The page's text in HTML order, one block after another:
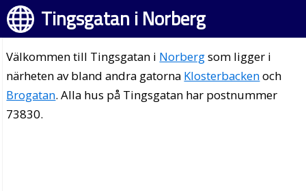
Tingsgatan i Norberg
Välkommen till Tingsgatan i Norbergsom ligger i
närheten av bland andra gatorna Klosterbackenoch
Brogatan. Alla hus på Tingsgatan har postnummer
73830.